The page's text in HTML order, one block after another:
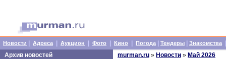
Новости Адреса Аукцион Фото Кино Погода Тендеры Знакомства
Архив новостей
murman.ru » Новости » Май 2026